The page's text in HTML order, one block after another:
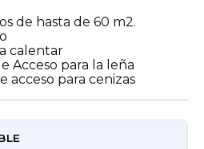
de hasta de 60 m2.
calentar
Acceso para la leña
acceso para cenizas